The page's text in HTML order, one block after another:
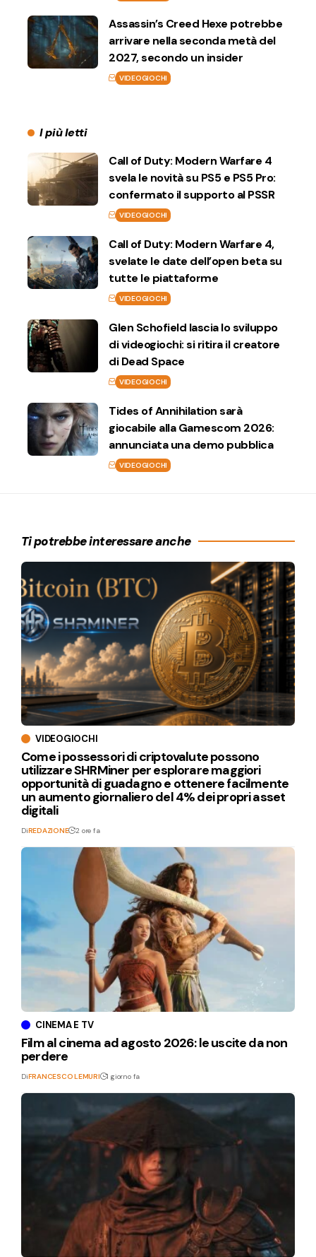
Assassin’s Creed Hexe potrebbe
arrivare nella seconda metà del
2027, secondo un insider
VIDEOGIOCHI
I più letti
Call of Duty: Modern Warfare 4
svela le novità su PS5 e PS5 Pro:
confermato il supporto al PSSR
VIDEOGIOCHI
Call of Duty: Modern Warfare 4,
svelate le date dell’open beta su
tutte le piattaforme
VIDEOGIOCHI
Glen Schofield lascia lo sviluppo
di videogiochi: si ritira il creatore
di Dead Space
VIDEOGIOCHI
Tides of Annihilation sarà
giocabile alla Gamescom 2026:
annunciata una demo pubblica
VIDEOGIOCHI
Ti potrebbe interessare anche
VIDEOGIOCHI
Come i possessori di criptovalute possono
utilizzare SHRMiner per esplorare maggiori
opportunità di guadagno e ottenere facilmente
un aumento giornaliero del 4% dei propri asset
digitali
DiREDAZIONE 2 ore fa
CINEMA E TV
Film al cinema ad agosto 2026: le uscite da non
perdere
DiFRANCESCO LEMURI 1 giorno fa